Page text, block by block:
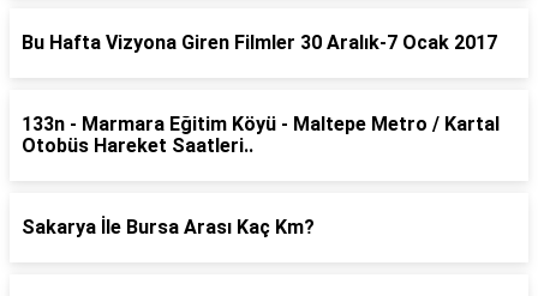
Bu Hafta Vizyona Giren Filmler 30 Aralık-7 Ocak 2017
133n - Marmara Eğitim Köyü - Maltepe Metro / Kartal
Otobüs Hareket Saatleri..
Sakarya İle Bursa Arası Kaç Km?